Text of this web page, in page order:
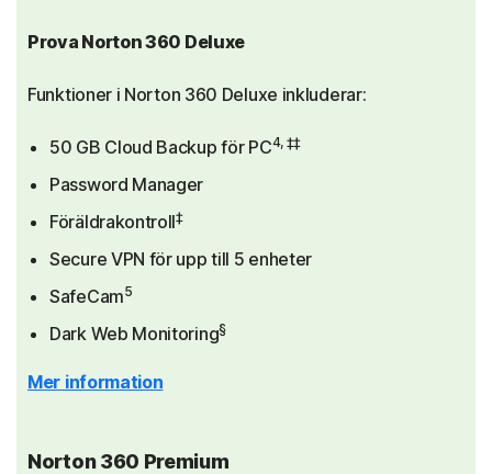
Prova Norton 360 Deluxe
Funktioner i Norton 360 Deluxe inkluderar:
50 GB Cloud Backup för PC4, ‡‡
Password Manager
Föräldrakontroll‡
Secure VPN för upp till 5 enheter
SafeCam5
Dark Web Monitoring§
Mer information
Norton 360 Premium